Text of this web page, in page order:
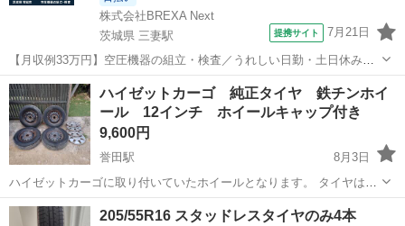
株式会社BREXA Next
茨城県 三妻駅
提携サイト 7月21日
【月収例33万円】空圧機器の組立・検査／うれしい日勤・土日休み／
無料の社宅付き◎ 人気の工場のお仕事 ◇空気圧制御機器製品の組立・
検査作業◇ ・調整機器の組立作業 ★工場未経験者でも安心して働ける
環境になります。 ★細...
茨城 常総市 三妻駅
ハイゼットカーゴ 純正タイヤ 鉄チンホイ
ール 12インチ ホイールキャップ付き
9,600円
誉田駅
8月3日
ハイゼットカーゴに取り付いていたホイールとなります。 タイヤはま
だ山はギリギリありますが2019年製なので劣化あり、交換時期となっ
ています。 車検、スタッドレス、転がしなどに。
千葉 千葉市 タイヤ、ホイール
205/55R16 スタッドレスタイヤのみ4本